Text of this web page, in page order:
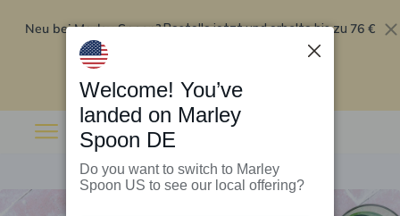
Neu bei Marley Spoon?Bestelle jetzt und erhalte bis zu 76 €
Rabatt auf deine ersten fünf Boxen
Welcome! You’ve
landed on Marley
Spoon DE
Do you want to switch to Marley
Spoon US to see our local offering?